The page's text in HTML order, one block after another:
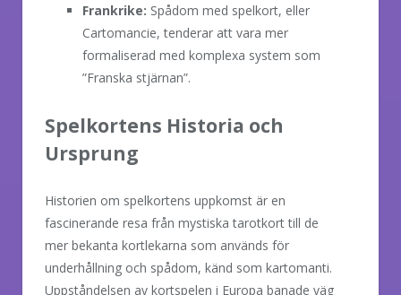
Frankrike: Spådom med spelkort, eller
Cartomancie, tenderar att vara mer
formaliserad med komplexa system som
”Franska stjärnan”.
Spelkortens Historia och
Ursprung
Historien om spelkortens uppkomst är en
fascinerande resa från mystiska tarotkort till de
mer bekanta kortlekarna som används för
underhållning och spådom, känd som kartomanti.
Uppståndelsen av kortspelen i Europa banade väg